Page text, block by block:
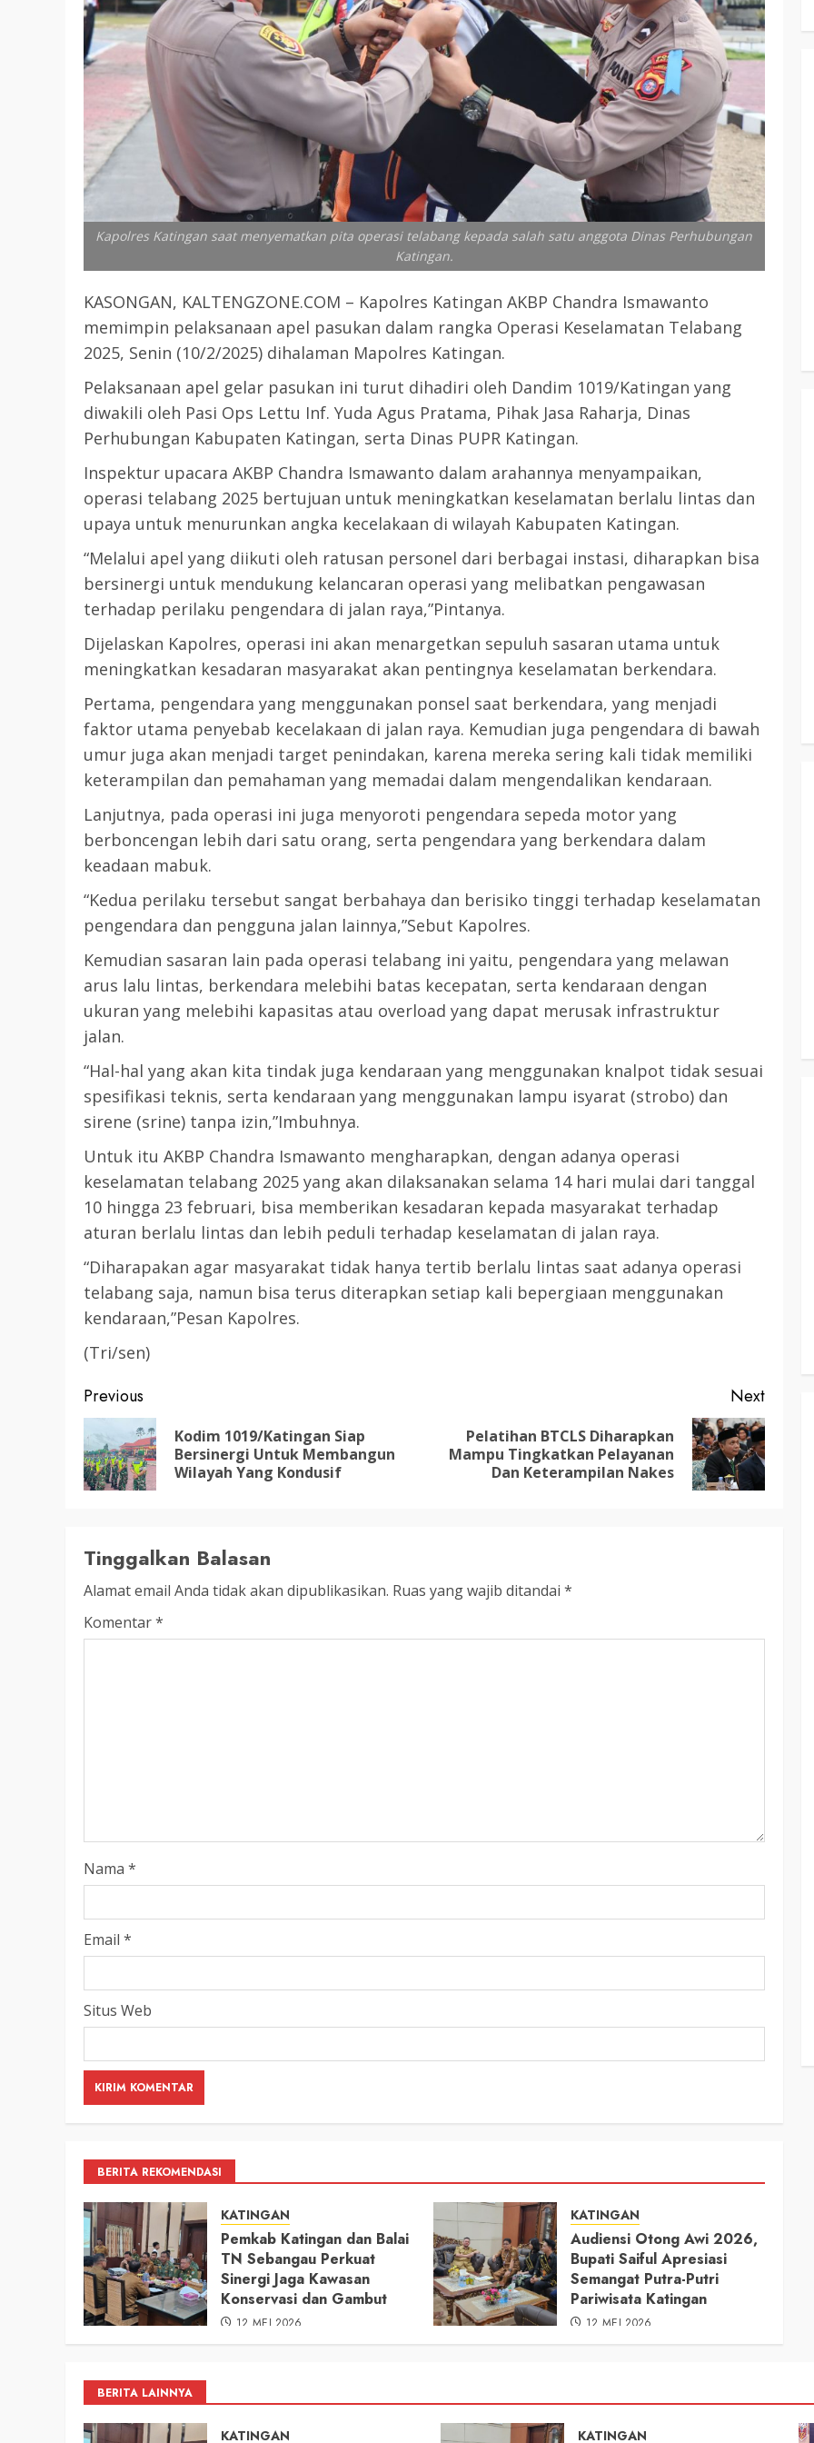
Kapolres Katingan saat menyematkan pita operasi telabang kepada salah satu anggota Dinas Perhubungan
Katingan.
KASONGAN, KALTENGZONE.COM – Kapolres Katingan AKBP Chandra Ismawanto
memimpin pelaksanaan apel pasukan dalam rangka Operasi Keselamatan Telabang
2025, Senin (10/2/2025) dihalaman Mapolres Katingan.
Pelaksanaan apel gelar pasukan ini turut dihadiri oleh Dandim 1019/Katingan yang
diwakili oleh Pasi Ops Lettu Inf. Yuda Agus Pratama, Pihak Jasa Raharja, Dinas
Perhubungan Kabupaten Katingan, serta Dinas PUPR Katingan.
Inspektur upacara AKBP Chandra Ismawanto dalam arahannya menyampaikan,
operasi telabang 2025 bertujuan untuk meningkatkan keselamatan berlalu lintas dan
upaya untuk menurunkan angka kecelakaan di wilayah Kabupaten Katingan.
“Melalui apel yang diikuti oleh ratusan personel dari berbagai instasi, diharapkan bisa
bersinergi untuk mendukung kelancaran operasi yang melibatkan pengawasan
terhadap perilaku pengendara di jalan raya,”Pintanya.
Dijelaskan Kapolres, operasi ini akan menargetkan sepuluh sasaran utama untuk
meningkatkan kesadaran masyarakat akan pentingnya keselamatan berkendara.
Pertama, pengendara yang menggunakan ponsel saat berkendara, yang menjadi
faktor utama penyebab kecelakaan di jalan raya. Kemudian juga pengendara di bawah
umur juga akan menjadi target penindakan, karena mereka sering kali tidak memiliki
keterampilan dan pemahaman yang memadai dalam mengendalikan kendaraan.
Lanjutnya, pada operasi ini juga menyoroti pengendara sepeda motor yang
berboncengan lebih dari satu orang, serta pengendara yang berkendara dalam
keadaan mabuk.
“Kedua perilaku tersebut sangat berbahaya dan berisiko tinggi terhadap keselamatan
pengendara dan pengguna jalan lainnya,”Sebut Kapolres.
Kemudian sasaran lain pada operasi telabang ini yaitu, pengendara yang melawan
arus lalu lintas, berkendara melebihi batas kecepatan, serta kendaraan dengan
ukuran yang melebihi kapasitas atau overload yang dapat merusak infrastruktur
jalan.
“Hal-hal yang akan kita tindak juga kendaraan yang menggunakan knalpot tidak sesuai
spesifikasi teknis, serta kendaraan yang menggunakan lampu isyarat (strobo) dan
sirene (srine) tanpa izin,”Imbuhnya.
Untuk itu AKBP Chandra Ismawanto mengharapkan, dengan adanya operasi
keselamatan telabang 2025 yang akan dilaksanakan selama 14 hari mulai dari tanggal
10 hingga 23 februari, bisa memberikan kesadaran kepada masyarakat terhadap
aturan berlalu lintas dan lebih peduli terhadap keselamatan di jalan raya.
“Diharapakan agar masyarakat tidak hanya tertib berlalu lintas saat adanya operasi
telabang saja, namun bisa terus diterapkan setiap kali bepergiaan menggunakan
kendaraan,”Pesan Kapolres.
(Tri/sen)
Post
navigation
Previous
Previous
Kodim 1019/Katingan Siap
Bersinergi Untuk Membangun
Wilayah Yang Kondusif
Next
Next
Pelatihan BTCLS Diharapkan
Mampu Tingkatkan Pelayanan
Dan Keterampilan Nakes
Tinggalkan Balasan
Alamat email Anda tidak akan dipublikasikan. Ruas yang wajib ditandai *
Komentar*
Nama *
Email *
Situs Web
BERITA REKOMENDASI
KATINGAN
Pemkab Katingan dan Balai
TN Sebangau Perkuat
Sinergi Jaga Kawasan
Konservasi dan Gambut
12 MEI 2026
KATINGAN
Audiensi Otong Awi 2026,
Bupati Saiful Apresiasi
Semangat Putra-Putri
Pariwisata Katingan
12 MEI 2026
3 min read
DPRD KATINGAN
HEADLINE
RDP DPRD dan Pemkab Katingan
Soroti Krisis Air Bersih, Insentif
Nakes Hingga Ancaman
Pencemaran Sungai
TRIOKTA 11 MEI 2026
3 min read
KATINGAN
Pemkab Katingan dan Balai TN
Sebangau Perkuat Sinergi Jaga
Kawasan Konservasi dan Gambut
TRIOKTA 12 MEI 2026
2 min read
DPRD KATINGAN
HEADLINE
LEGISLATIF
Ribuan Warga Katingan Padati
Halaman DPRD Rayakan Hari
Parlemen dengan Jalan Sehat
3 min read
DPRD KATINGAN
HEADLINE
KATINGAN
RDP DPRD dan Pemkab Katingan
Soroti Krisis Air Bersih, Insentif
Nakes Hingga Ancaman
Pencemaran Sungai
BERITA LAINNYA
KATINGAN KATINGAN